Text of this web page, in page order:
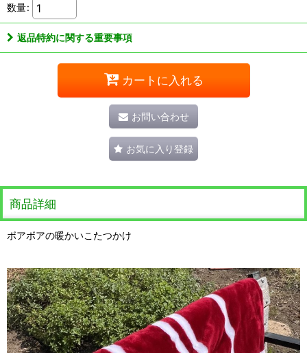
数量:
返品特約に関する重要事項
カートに入れる
お問い合わせ
お気に入り登録
商品詳細
ボアボアの暖かいこたつかけ